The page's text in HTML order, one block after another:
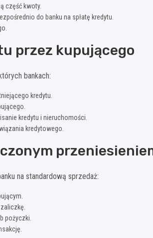
część kwoty.
do banku na spłatę kredytu.
przez kupującego
bankach:
kredytu.
kredytu i nieruchomości.
kredytowego.
na standardową sprzedaż:
pożyczki.